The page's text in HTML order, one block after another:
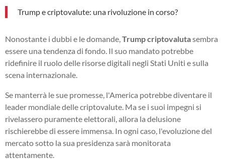
Trump e criptovalute: una rivoluzione in corso?
Nonostante i dubbi e le domande, Trump criptovalutasembra
essere una tendenza di fondo. Il suo mandato potrebbe
ridefinire il ruolo delle risorse digitali negli Stati Uniti e sulla
scena internazionale.
Se manterrà le sue promesse, l'America potrebbe diventare il
leader mondiale delle criptovalute. Ma se i suoi impegni si
rivelassero puramente elettorali, allora la delusione
rischierebbe di essere immensa. In ogni caso, l'evoluzione del
mercato sotto la sua presidenza sarà monitorata
attentamente.